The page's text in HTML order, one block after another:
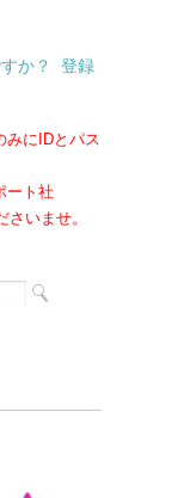
か？ 登録
みにIDとパス
ート社
さいませ。